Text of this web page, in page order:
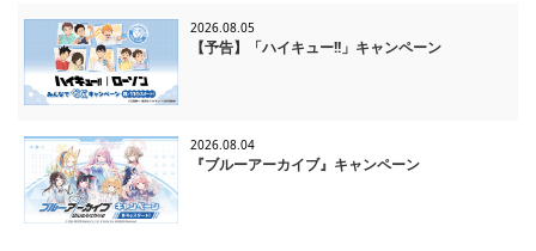
2026.08.05
【予告】「ハイキュー!!」キャンペーン
2026.08.04
『ブルーアーカイブ』キャンペーン